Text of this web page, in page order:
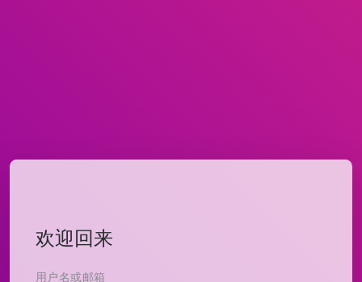
欢迎回来